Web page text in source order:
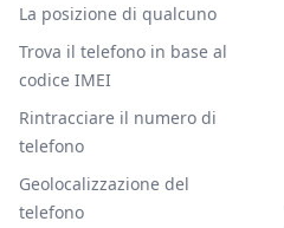
La posizione di qualcuno
Trova il telefono in base al
codice IMEI
Rintracciare il numero di
telefono
Geolocalizzazione del
telefono